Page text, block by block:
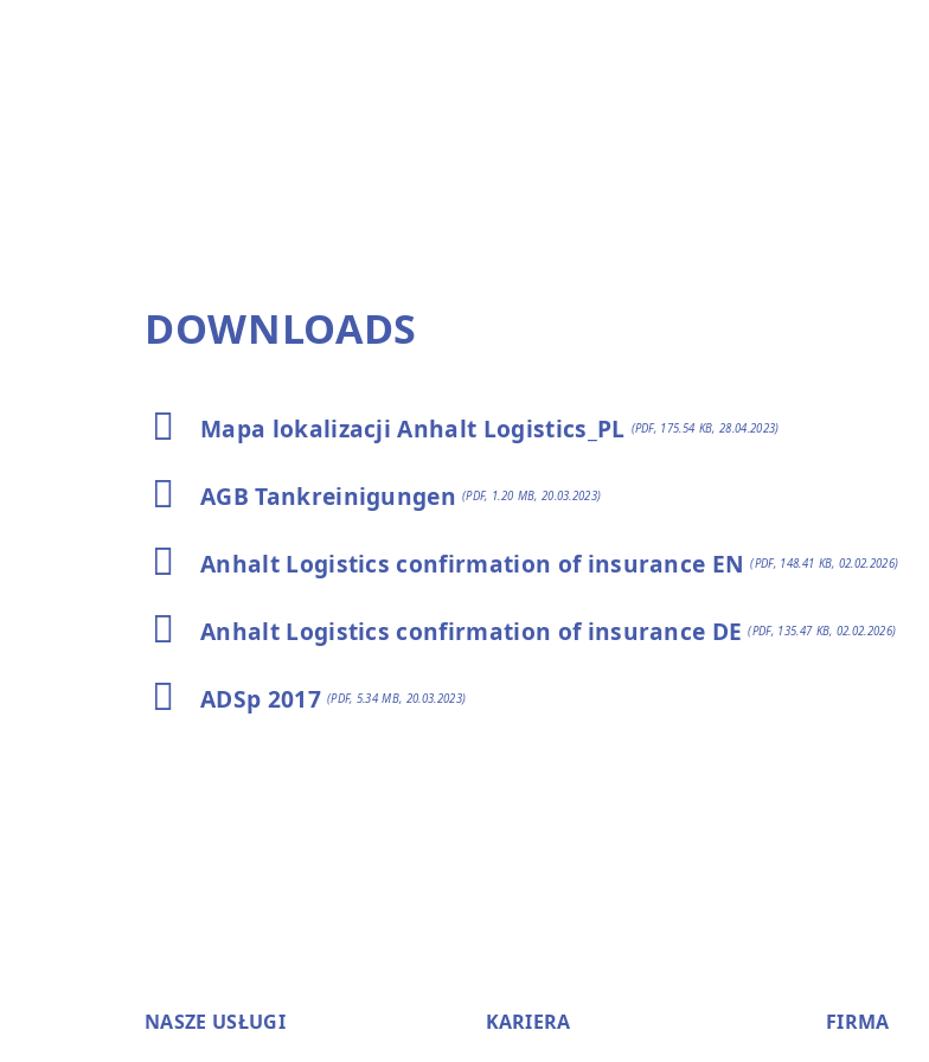
DOWNLOADS
Mapa lokalizacji Anhalt Logistics_PL (PDF, 175.54 KB, 28.04.2023)
AGB Tankreinigungen (PDF, 1.20 MB, 20.03.2023)
Anhalt Logistics confirmation of insurance EN (PDF, 148.41 KB, 02.02.2026)
Anhalt Logistics confirmation of insurance DE (PDF, 135.47 KB, 02.02.2026)
ADSp 2017 (PDF, 5.34 MB, 20.03.2023)
NASZE USŁUGI KARIERA FIRMA